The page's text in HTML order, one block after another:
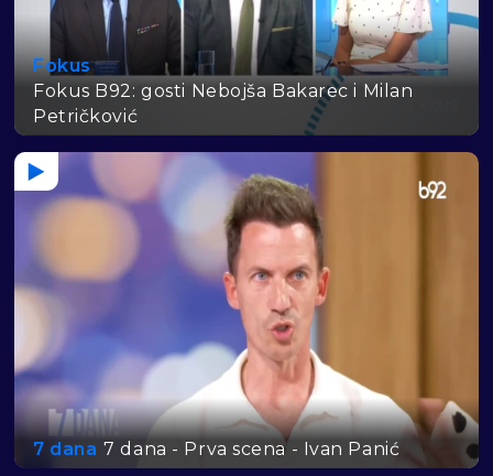
Fokus
Fokus B92: gosti Nebojša Bakarec i Milan
Petričković
7 dana 7 dana - Prva scena - Ivan Panić